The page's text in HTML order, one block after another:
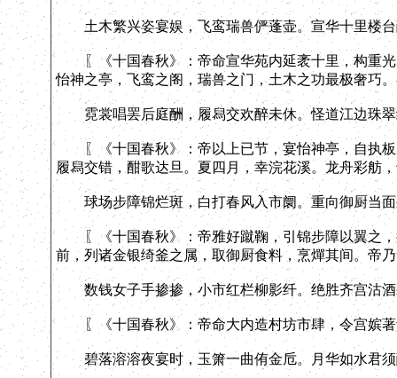
土木繁兴姿宴娱，飞鸾瑞兽俨蓬壶。宣华十里楼台
〖《十国春秋》：帝命宣华苑内延袤十里，构重光
怡神之亭，飞鸾之阁，瑞兽之门，土木之功最极奢巧
霓裳唱罢后庭酬，履舄交欢醉未休。怪道江边珠翠
〖《十国春秋》：帝以上已节，宴怡神亭，自执板
履舄交错，酣歌达旦。夏四月，幸浣花溪。龙舟彩舫
球场步障锦烂斑，白打春风入市阛。重向御厨当面
〖《十国春秋》：帝雅好蹴鞠，引锦步障以翼之，
前，列诸金银绮釜之属，取御厨食料，烹燀其间。帝
数钱女子手掺掺，小市红栏柳影纤。绝胜齐宫沽酒
〖《十国春秋》：帝命大内造村坊市肆，令宫嫔著
碧落溶溶夜宴时，玉箫一曲侑金卮。月华如水君须